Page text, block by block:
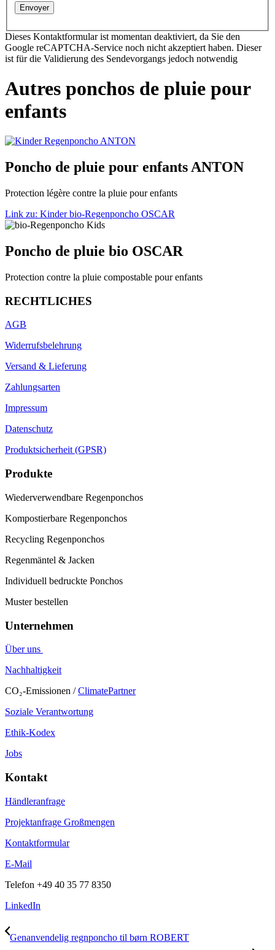
Dieses Kontaktformular ist momentan deaktiviert, da Sie den
Google reCAPTCHA-Service noch nicht akzeptiert haben. Dieser
ist für die Validierung des Sendevorgangs jedoch notwendig
Autres ponchos de pluie pour
enfants
Poncho de pluie pour enfants ANTON
Protection légère contre la pluie pour enfants
Link zu: Kinder bio-Regenponcho OSCAR
Poncho de pluie bio OSCAR
Protection contre la pluie compostable pour enfants
RECHTLICHES
AGB
Widerrufsbelehrung
Versand & Lieferung
Zahlungsarten
Impressum
Datenschutz
Produktsicherheit (GPSR)
Produkte
Wiederverwendbare Regenponchos
Kompostierbare Regenponchos
Recycling Regenponchos
Regenmäntel & Jacken
Individuell bedruckte Ponchos
Muster bestellen
Unternehmen
Über uns
Nachhaltigkeit
CO₂-Emissionen /ClimatePartner
Soziale Verantwortung
Ethik-Kodex
Jobs
Kontakt
Händleranfrage
Projektanfrage Großmengen
Kontaktformular
E-Mail
Telefon +49 40 35 77 8350
LinkedIn
Genanvendelig regnponcho til børn ROBERT